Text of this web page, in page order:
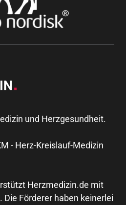
und Herzgesundheit.
- Herz-Kreislauf-Medizin
Herzmedizin.de mit
Die Förderer haben keinerlei